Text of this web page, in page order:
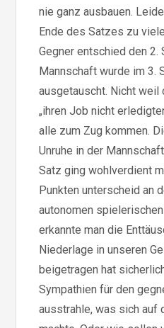
nie ganz ausbauen.
Ende des Satzes zu
Gegner entschied den 2.
Mannschaft wurde im 3.
ausgetauscht. Nicht weil
„ihren Job nicht
alle zum Zug kommen.
Unruhe in der
Satz ging wohlverdient
Punkten unterscheid an
autonomen
erkannte man die
Niederlage in unseren
beigetragen hat
Sympathien für den
ausstrahle, was sich auf